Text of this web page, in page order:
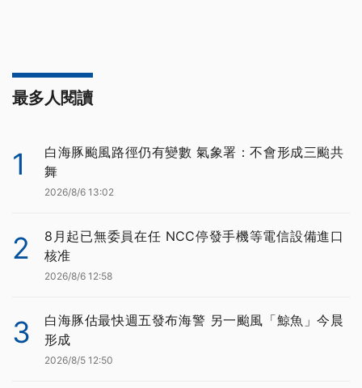
最多人閱讀
1
白海豚颱風路徑仍有變數 氣象署：不會形成三颱共
舞
2026/8/6 13:02
2
8月起已無委員在任 NCC停發手機等電信設備進口
核准
2026/8/6 12:58
3
白海豚估最快週五發布海警 另一颱風「鯨魚」今晨
形成
2026/8/5 12:50